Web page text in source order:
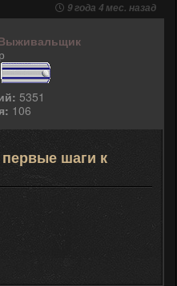
9 года 4 мес. назад
5351
106
шаги к